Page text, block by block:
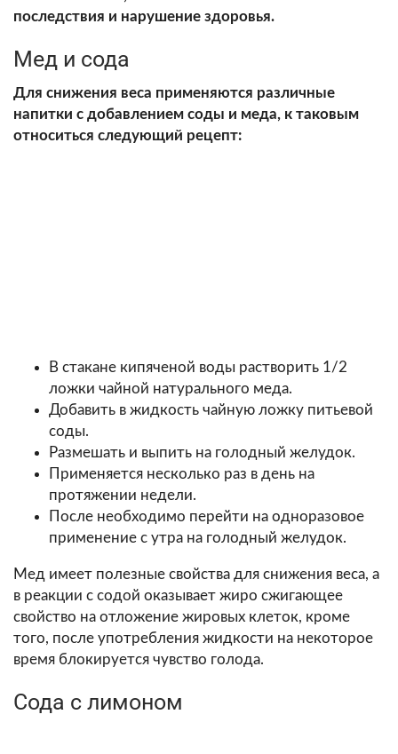
последствия и нарушение здоровья.
Мед и сода
Для снижения веса применяются различные
напитки с добавлением соды и меда, к таковым
относиться следующий рецепт:
В стакане кипяченой воды растворить 1/2
ложки чайной натурального меда.
Добавить в жидкость чайную ложку питьевой
соды.
Размешать и выпить на голодный желудок.
Применяется несколько раз в день на
протяжении недели.
После необходимо перейти на одноразовое
применение с утра на голодный желудок.
Мед имеет полезные свойства для снижения веса, а
в реакции с содой оказывает жиро сжигающее
свойство на отложение жировых клеток, кроме
того, после употребления жидкости на некоторое
время блокируется чувство голода.
Сода с лимоном